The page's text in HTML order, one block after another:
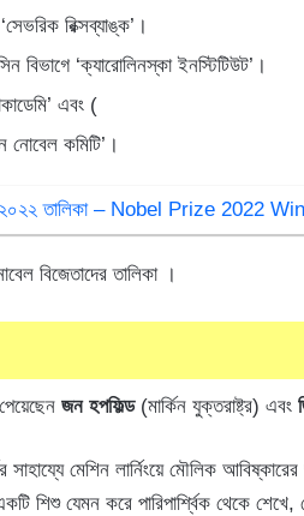
রিক্সব্যাঙ্ক’।
বিভাগে ‘ক্যারোলিনস্কা ইনস্টিটিউট’।
এবং (
নোবেল কমিটি’।
২০২২ তালিকা – Nobel Prize 2022
বিজেতাদের তালিকা ।
জন হপফিল্ড(মার্কিন যুক্তরাষ্ট্র) এবং
সাহায্যে মেশিন লার্নিংয়ে মৌলিক
শিশু যেমন করে পারিপার্শ্বিক থেকে